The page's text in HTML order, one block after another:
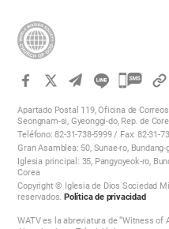
Apartado Postal 119, Oficina de
Seongnam-si, Gyeonggi-do, Rep. de
Teléfono: 82-31-738-5999 / Fax: 82-31-
Gran Asamblea: 50, Sunae-ro,
Iglesia principal: 35, Pangyoyeok-ro,
Corea
Copyright © Iglesia de Dios Sociedad
reservados.Política de privacidad
WATV es la abreviatura de “Witness of